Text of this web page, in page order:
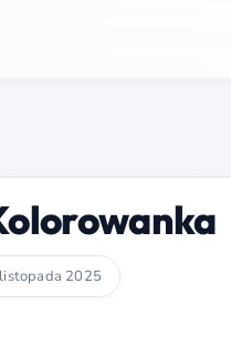
2025